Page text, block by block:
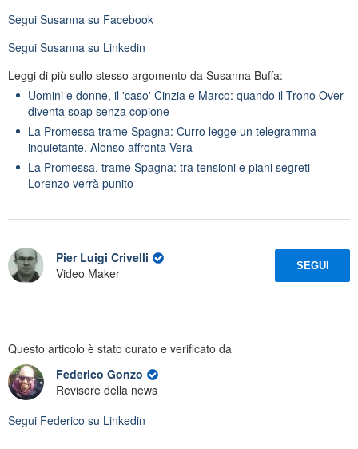
Segui Susanna su Facebook
Segui Susanna su Linkedin
Leggi di più sullo stesso argomento da Susanna Buffa:
Uomini e donne, il 'caso' Cinzia e Marco: quando il Trono Over
diventa soap senza copione
La Promessa trame Spagna: Curro legge un telegramma
inquietante, Alonso affronta Vera
La Promessa, trame Spagna: tra tensioni e piani segreti
Lorenzo verrà punito
Pier Luigi Crivelli
Video Maker
SEGUI
Questo articolo è stato curato e verificato da
Federico Gonzo
Revisore della news
Segui Federico su Linkedin